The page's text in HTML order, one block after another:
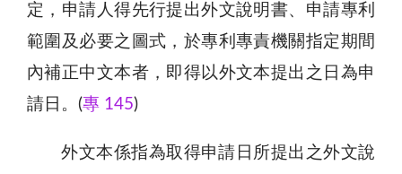
定，申請人得先行提出外文說明書、申請專利
範圍及必要之圖式，於專利專責機關指定期間
內補正中文本者，即得以外文本提出之日為申
請日。(專 145)
外文本係指為取得申請日所提出之外文說